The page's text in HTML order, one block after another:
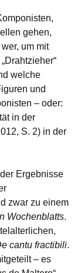
gehen,
um mit
welche
und
– oder:
in der
S. 2) in der
Ergebnisse
zwar zu einem
Wochenblatts.
cantu fractibili.
– es